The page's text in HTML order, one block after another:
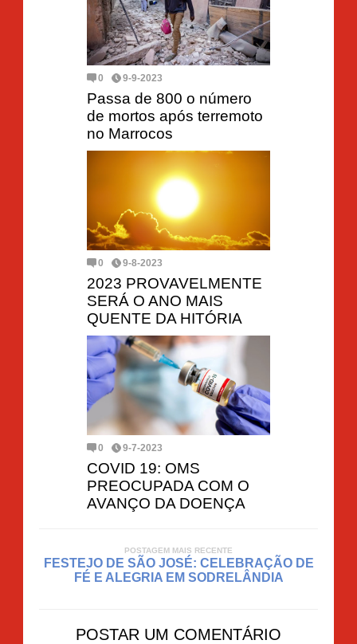
0 9-9-2023
Passa de 800 o número
de mortos após terremoto
no Marrocos
0 9-8-2023
2023 PROVAVELMENTE
SERÁ O ANO MAIS
QUENTE DA HITÓRIA
0 9-7-2023
COVID 19: OMS
PREOCUPADA COM O
AVANÇO DA DOENÇA
POSTAGEM MAIS RECENTE
FESTEJO DE SÃO JOSÉ: CELEBRAÇÃO DE
FÉ E ALEGRIA EM SODRELÂNDIA
POSTAR UM COMENTÁRIO